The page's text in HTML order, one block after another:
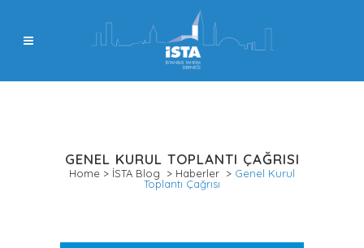
GENEL KURUL TOPLANTI ÇAĞRISI
Home > İSTA Blog > Haberler > Genel Kurul
Toplantı Çağrısı